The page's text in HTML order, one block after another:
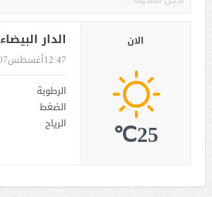
الدار البيضاء
أغسطس0712:47
الرطوبة
الضغط
الرياح
الان
25℃